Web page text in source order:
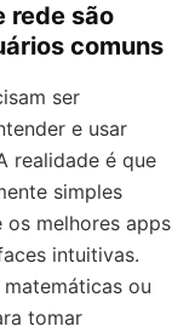
rede são
comuns
ser
e usar
realidade é que
simples
melhores apps
intuitivas.
ou
tomar